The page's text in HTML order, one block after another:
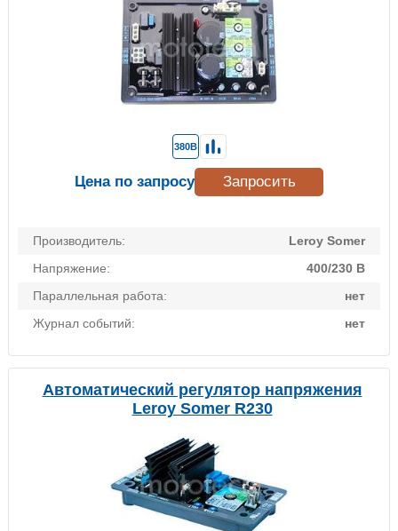
Производитель:
Leroy Somer
Напряжение:
400/230 В
Параллельная работа:
нет
Журнал событий:
нет
380В
Цена по запросу Запросить
Автоматический регулятор напряжения
Leroy Somer R230